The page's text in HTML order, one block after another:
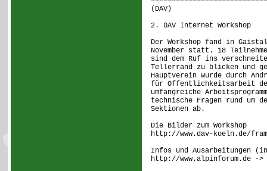
(DAV) [
2. DAV Internet Workshop
Der Workshop fand in
November statt. 18
sind dem Ruf ins
Tellerrand zu blicken und
Hauptverein wurde durch
für Öffentlichkeitsarbeit
umfangreiche
technische Fragen rund um
Sektionen ab.
Die Bilder zum Workshop
http://www.dav-koeln.de/
Infos und Ausarbeitungen
http://www.alpinforum.de ->